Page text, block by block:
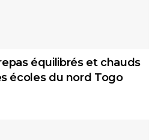
équilibrés et chauds
écoles du nord Togo